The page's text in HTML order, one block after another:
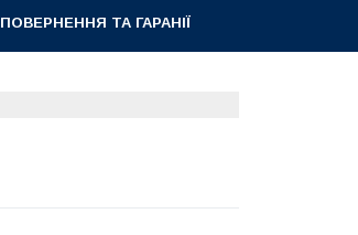
ПОВЕРНЕННЯ ТА ГАРАНІЇ